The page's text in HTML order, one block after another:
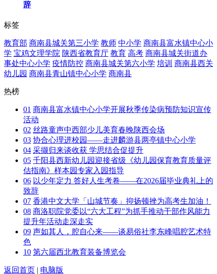
辞
标签
教育部 商南县城关第三小学 教师 中小学 商南县富水镇中心小
学 宝鸡文理学院 陕西省教育厅 教育 高考 商南县城关街道办
事处中心小学 疫情防控 商南县城关第六小学 培训 商南县西关
幼儿园 商南县青山镇中心小学 商南县
热榜
01 商南县富水镇中心小学开展秋季传染病预防知识宣传
活动
02 丝路童声中西部少儿美育春晚陕西会场
03 协合心理进校园——走进麟游县两亭镇中心小学
04 采撷归来谈收获 学思结合促提升
05 千阳县西新幼儿园迎接省级《幼儿园保育教育质量评
估指南》样本园专家入园指导
06 以少年定力 答好人生考卷——在2026届毕业典礼上的
致辞
07 香港中文大学「山城节奏」抑扬顿挫为高考生加油！
08 商洛职院党委以“六大工程”为抓手推动干部作风能力
提升年活动走深走实
09 声如其人，腔自心来——谈易俗社李东峰唱腔艺术特
色
10 第六届西北教育装备博览会
返回首页 | 电脑版